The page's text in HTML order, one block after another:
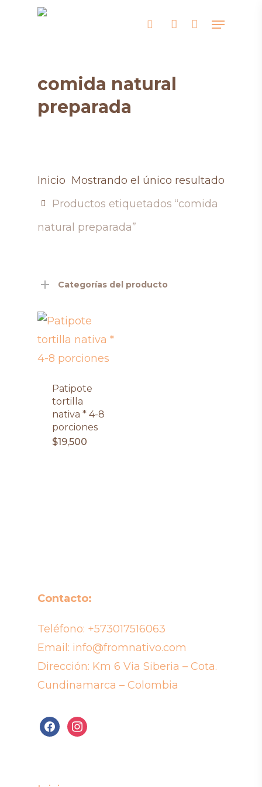
searchaccount
Menu
comida natural
preparada
Mostrando el único resultado
Inicio
Productos etiquetados “comida
natural preparada”
Categorías del producto
Patipote
tortilla
nativa * 4-8
porciones
$19,500
Contacto:
Teléfono: +573017516063
Email: info@fromnativo.com
Dirección: Km 6 Via Siberia – Cota.
Cundinamarca – Colombia
facebookinstagram